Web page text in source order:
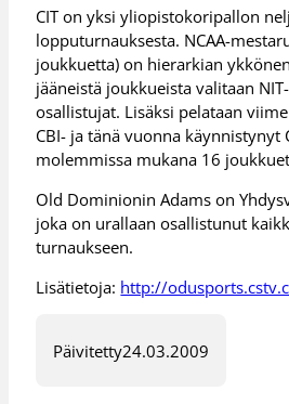
CIT on yksi yliopistokoripallon
lopputurnauksesta. NCAA-
joukkuetta) on hierarkian
jääneistä joukkueista valitaan
osallistujat. Lisäksi pelataan
CBI- ja tänä vuonna käynnistynyt
molemmissa mukana 16
Old Dominionin Adams on
joka on urallaan osallistunut
turnaukseen.
Lisätietoja: http://
Päivitetty24.03.2009